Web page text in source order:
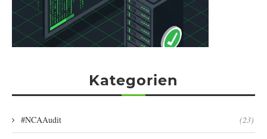
Kategorien
#NCAAudit (23)